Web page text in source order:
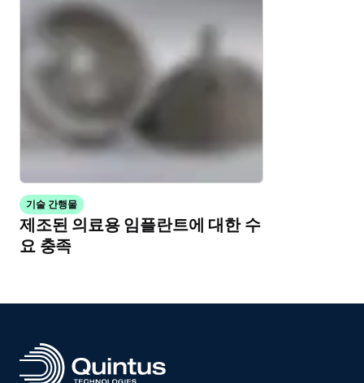
기술 간행물
제조된 의료용 임플란트에 대한 수
요 충족